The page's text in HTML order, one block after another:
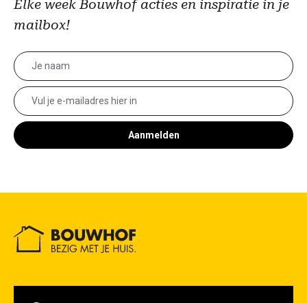
Elke week Bouwhof acties en inspiratie in je
mailbox!
Aanmelden